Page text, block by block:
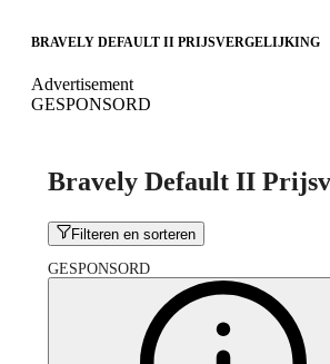
BRAVELY DEFAULT II PRIJSVERGELIJKING
Advertisement
GESPONSORD
Bravely Default II
Filteren en sorteren
GESPONSORD